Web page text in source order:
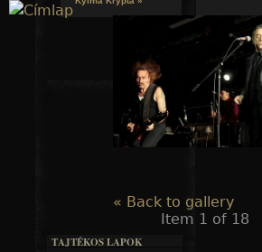
Jump to
« Back to gallery
Item 1 of 18
TAJTÉKOS LAPOK